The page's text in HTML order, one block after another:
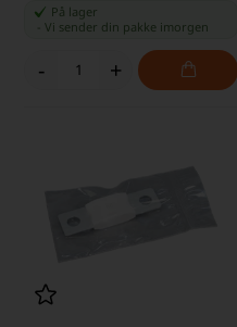
På lager
-Vi sender din pakke imorgen
- +